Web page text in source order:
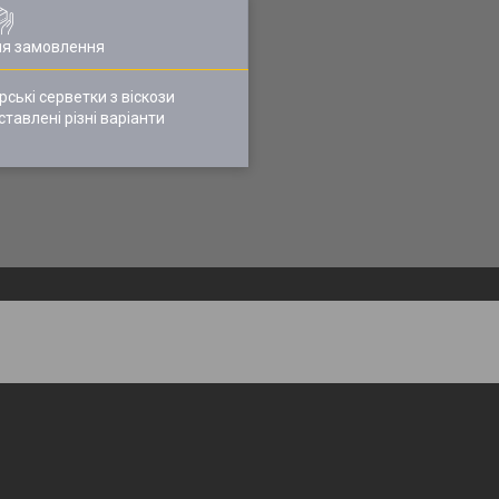
замовлення
серветки з віскози
різні варіанти